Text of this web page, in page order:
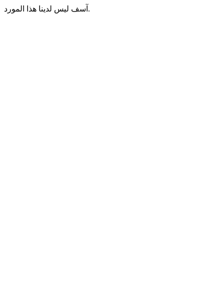
آسف ليس لدينا هذا المورد.